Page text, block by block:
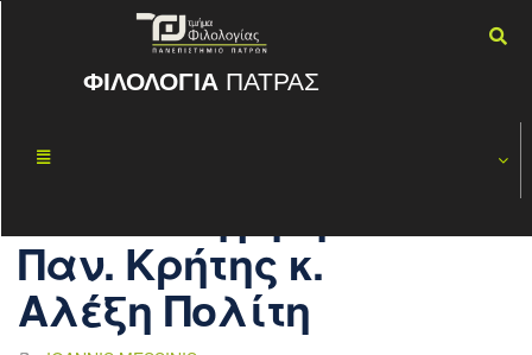
ΦΙΛΟΛΟΓΙΑ ΠΑΤΡΑΣ
27
Παν. Κρήτης κ.
Αλέξη Πολίτη